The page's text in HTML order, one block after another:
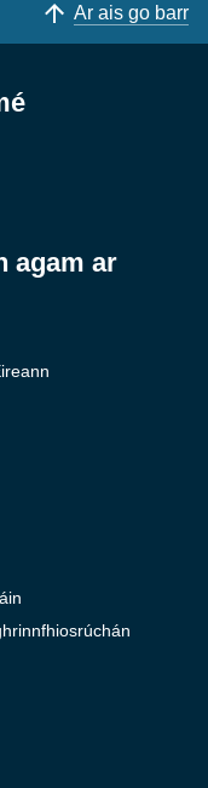
Ar ais go barr
agam ar